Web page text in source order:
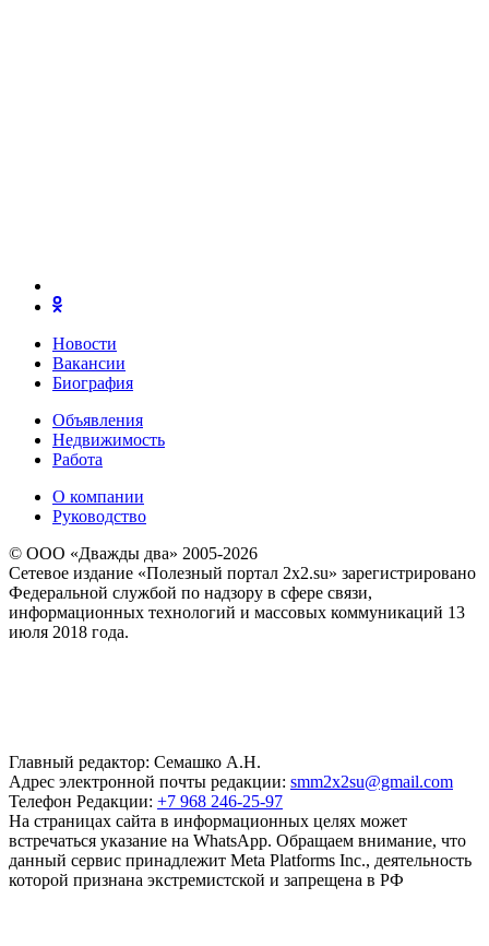
Новости
Вакансии
Биография
Объявления
Недвижимость
Работа
О компании
Руководство
© ООО «Дважды два» 2005-2026
Сетевое издание «Полезный портал 2x2.su» зарегистрировано
Федеральной службой по надзору в сфере связи,
информационных технологий и массовых коммуникаций 13
июля 2018 года.
Главный редактор: Семашко А.Н.
Адрес электронной почты редакции: smm2x2su@gmail.com
Телефон Редакции: +7 968 246-25-97
На страницах сайта в информационных целях может
встречаться указание на WhatsApp. Обращаем внимание, что
данный сервис принадлежит Meta Platforms Inc., деятельность
которой признана экстремистской и запрещена в РФ